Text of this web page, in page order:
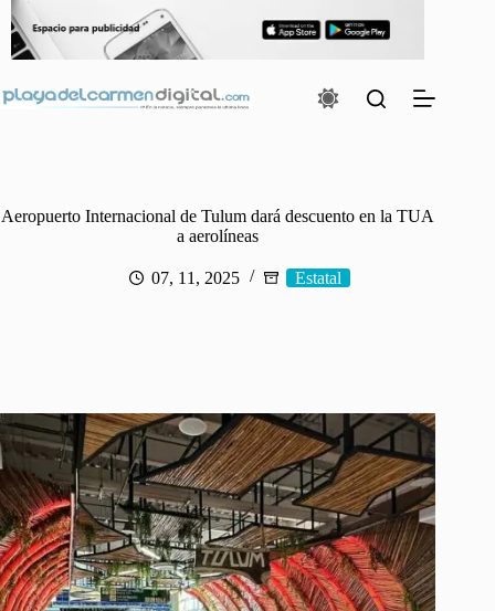
contenido
Aeropuerto Internacional de Tulum dará descuento en la TUA
a aerolíneas
07, 11, 2025 Estatal